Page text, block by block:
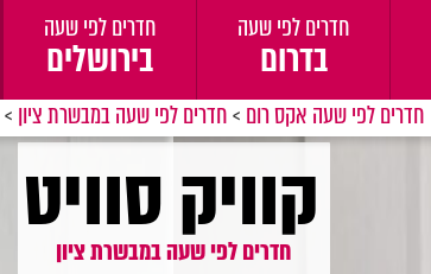
חדרים לפי שעה
בדרום
חדרים לפי שעה
בירושלים
חדרים לפי שעה אקס רום >חדרים לפי שעה במבשרת ציון >
קוויק סוויט
חדרים לפי שעה במבשרת ציון